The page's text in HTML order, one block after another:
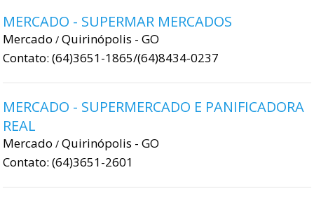
MERCADO - SUPERMAR MERCADOS
Mercado / Quirinópolis - GO
Contato: (64)3651-1865/(64)8434-0237
MERCADO - SUPERMERCADO E PANIFICADORA
REAL
Mercado / Quirinópolis - GO
Contato: (64)3651-2601